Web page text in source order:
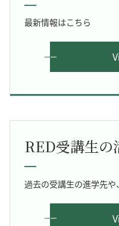
最新情報はこちら
RED受講生の
過去の受講生の進学先や